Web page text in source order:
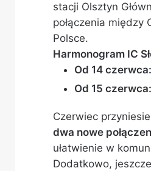
stacji Olsztyn
połączenia między
Polsce.
Harmonogram IC
Od 14 czerwca:
Od 15 czerwca:
Czerwiec
dwa nowe
ułatwienie w
Dodatkowo,